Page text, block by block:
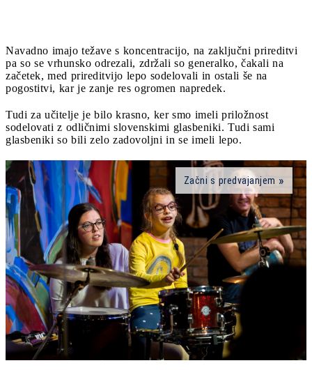
Navadno imajo težave s koncentracijo, na zaključni prireditvi
pa so se vrhunsko odrezali, zdržali so generalko, čakali na
začetek, med prireditvijo lepo sodelovali in ostali še na
pogostitvi, kar je zanje res ogromen napredek.
Tudi za učitelje je bilo krasno, ker smo imeli priložnost
sodelovati z odličnimi slovenskimi glasbeniki. Tudi sami
glasbeniki so bili zelo zadovoljni in se imeli lepo.
Začni s predvajanjem